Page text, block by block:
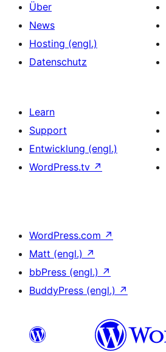
Über
News
Hosting (engl.)
Datenschutz
Learn
Support
Entwicklung (engl.)
WordPress.tv ↗
WordPress.com ↗
Matt (engl.) ↗
bbPress (engl.) ↗
BuddyPress (engl.) ↗